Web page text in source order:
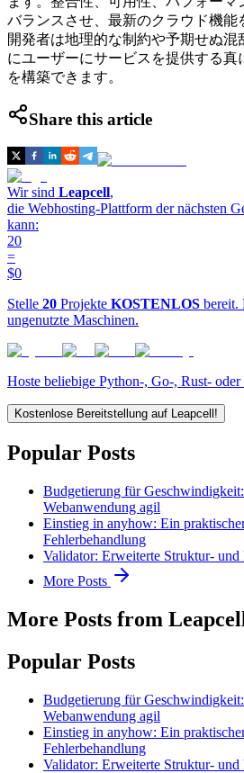
バランスさせ、最新のクラウド機能
開発者は地理的な制約や予期せぬ混
にユーザーにサービスを提供する真
を構築できます。
Share this article
Wir sind Leapcell,
die Webhosting-Plattform der nächsten
kann:
20
=
$0
Stelle 20 Projekte KOSTENLOS bereit.
ungenutzte Maschinen.
Hoste beliebige Python-, Go-, Rust-
Kostenlose Bereitstellung auf Leapcell!
Popular Posts
Budgetierung für
Webanwendung agil
Einstieg in anyhow: Ein
Fehlerbehandlung
Validator: Erweiterte Struktur-
More Posts
More Posts from
Popular Posts
Budgetierung für
Webanwendung agil
Einstieg in anyhow: Ein
Fehlerbehandlung
Validator: Erweiterte Struktur-